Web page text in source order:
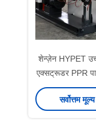
शेन्ज़ेन HYPET
एक्सट्रूडर PPR
के
सर्वोत्तम